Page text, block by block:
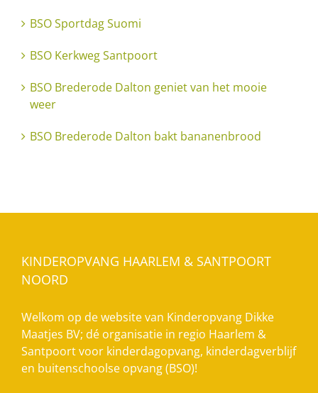
BSO Sportdag Suomi
BSO Kerkweg Santpoort
BSO Brederode Dalton geniet van het mooie
weer
BSO Brederode Dalton bakt bananenbrood
KINDEROPVANG HAARLEM & SANTPOORT
NOORD
Welkom op de website van Kinderopvang Dikke
Maatjes BV; dé organisatie in regio Haarlem &
Santpoort voor kinderdagopvang, kinderdagverblijf
en buitenschoolse opvang (BSO)!